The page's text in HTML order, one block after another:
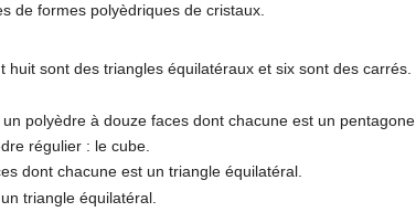
de formes polyèdriques de cristaux.
sont des triangles équilatéraux et six sont des carrés.
polyèdre à douze faces dont chacune est un pentagone.
régulier : le cube.
dont chacune est un triangle équilatéral.
triangle équilatéral.